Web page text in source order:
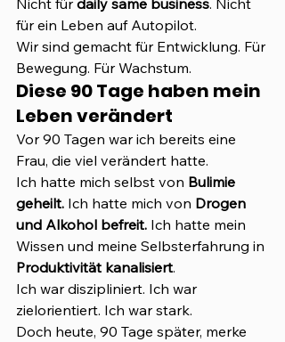
für ein Leben auf Autopilot.
Wir sind gemacht für Entwicklung. Für
Bewegung. Für Wachstum.
Diese 90 Tage haben mein
Leben verändert
Vor 90 Tagen war ich bereits eine
Frau, die viel verändert hatte.
Ich hatte mich selbst von Bulimie
geheilt. Ich hatte mich von Drogen
und Alkohol befreit. Ich hatte mein
Wissen und meine Selbsterfahrung in
Produktivität kanalisiert.
Ich war diszipliniert. Ich war
zielorientiert. Ich war stark.
Doch heute, 90 Tage später, merke